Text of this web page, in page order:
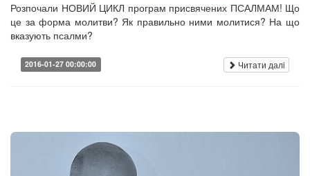
Розпочали НОВИЙ ЦИКЛ програм присвячених ПСАЛМАМ! Що
це за форма молитви? Як правильно ними молитися? На що
вказують псалми?
2016-01-27 00:00:00 Читати далі